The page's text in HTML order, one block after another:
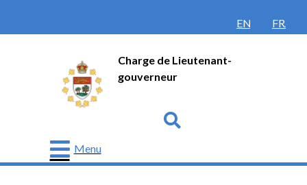
ENGLISH
Go
Charge de Lieutenant-
gouverneur
Menu